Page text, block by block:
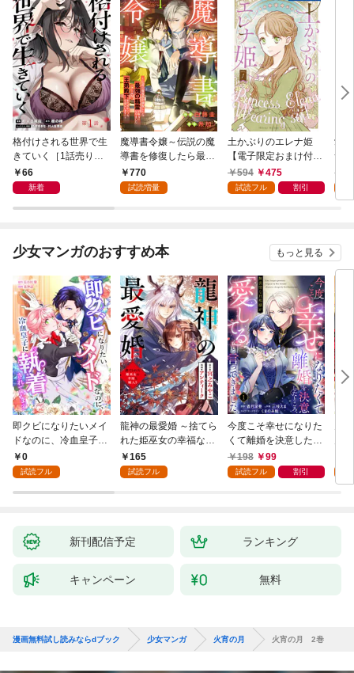
格付けされる世界で生
きていく［1話売り］
第1話
66
新着
魔導書令嬢～伝説の魔
導書を修復したら最強
の精霊が味方になりま
した（クールな王弟殿
770
試読増量
土かぶりのエレナ姫
【電子限定おまけ付
き】 1巻
594 475
試読フル 割引
愛
つ
少女マンガのおすすめ本 もっと見る
即クビになりたいメイ
ドなのに、冷血皇子に
執着されています第1
話
0
試読フル
龍神の最愛婚 ～捨てら
れた姫巫女の幸福な嫁
入り～: 1
165
試読フル
今度こそ幸せになりた
くて離婚を決意したと
ころ、無表情な旦那様
が「愛してる」と言っ
198 99
試読フル 割引
新刊配信予定 ランキング
キャンペーン 無料
漫画無料試し読みならdブック 少女マンガ 火宵の月 火宵の月 2巻